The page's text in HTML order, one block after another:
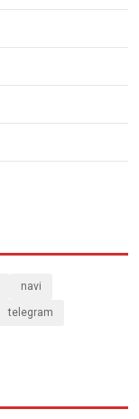
navi
telegram